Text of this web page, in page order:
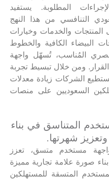
المطلوبة. يستفيد
التنافسي من هذا النهج
المنتجات والخدمات وخيارات
البيضاء الكافية والخطوط
المُناسب، تُسهّل واجهة
ومن خلال تبسيط تجربة
الشركات زيادة معدلات
السعوديين على منصات
المتناسق في بناء
وتعزيز شهرتها.
مستخدم متسق، تعزز
صورة علامة تجارية مميزة
المتسقة للمستهلكين